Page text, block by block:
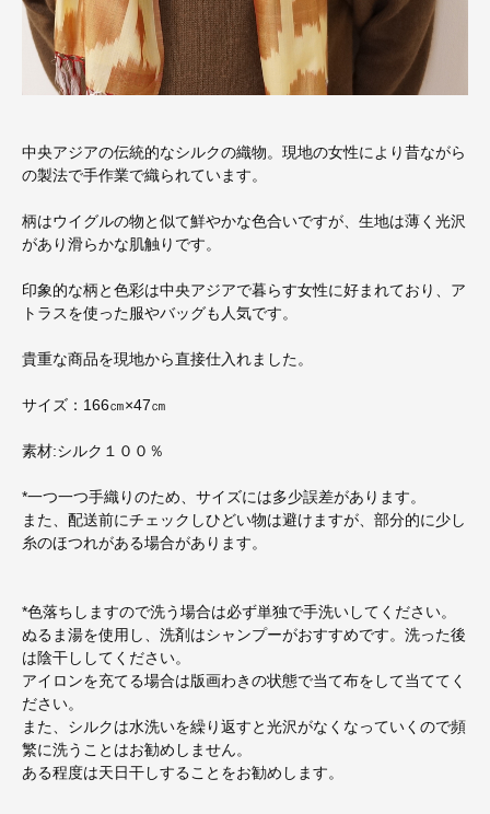
中央アジアの伝統的なシルクの織物。現地の女性により昔ながら
の製法で手作業で織られています。
柄はウイグルの物と似て鮮やかな色合いですが、生地は薄く光沢
があり滑らかな肌触りです。
印象的な柄と色彩は中央アジアで暮らす女性に好まれており、ア
トラスを使った服やバッグも人気です。
貴重な商品を現地から直接仕入れました。
サイズ：166㎝×47㎝
素材:シルク１００％
*一つ一つ手織りのため、サイズには多少誤差があります。
また、配送前にチェックしひどい物は避けますが、部分的に少し
糸のほつれがある場合があります。
*色落ちしますので洗う場合は必ず単独で手洗いしてください。
ぬるま湯を使用し、洗剤はシャンプーがおすすめです。洗った後
は陰干ししてください。
アイロンを充てる場合は版画わきの状態で当て布をして当ててく
ださい。
また、シルクは水洗いを繰り返すと光沢がなくなっていくので頻
繁に洗うことはお勧めしません。
ある程度は天日干しすることをお勧めします。